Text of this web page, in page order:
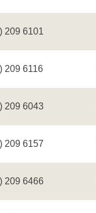
209 6101
209 6116
209 6043
209 6157
209 6466